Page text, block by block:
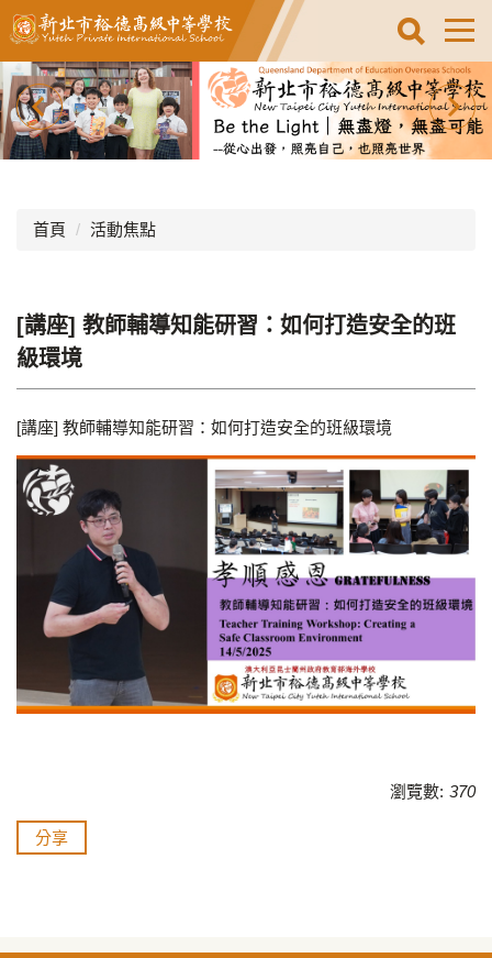
跳
到
主
要
內
容
區
首頁 活動焦點
[講座] 教師輔導知能研習：如何打造安全的班
級環境
[講座] 教師輔導知能研習：如何打造安全的班級環境
瀏覽數: 370
分享